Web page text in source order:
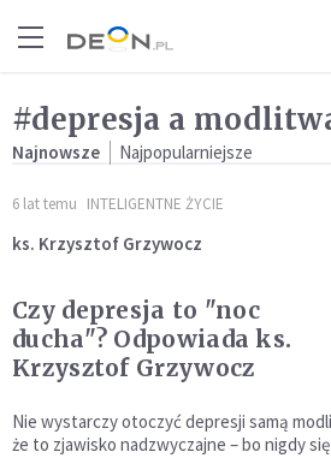
#depresja a
Najnowsze Najpopularniejsze
6 lat temu INTELIGENTNE ŻYCIE
ks. Krzysztof Grzywocz
Czy depresja to "noc
ducha"? Odpowiada ks.
Krzysztof Grzywocz
Nie wystarczy otoczyć depresji samą
że to zjawisko nadzwyczajne – bo nigdy